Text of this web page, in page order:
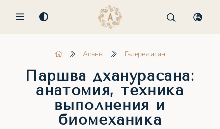
MENU
Асаны Галерея асан
Паршва дханурасана:
анатомия, техника
выполнения и
биомеханика